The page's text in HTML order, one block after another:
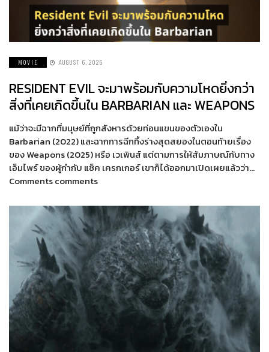
MOVIE AUGUST 6, 2026
RESIDENT EVIL จะมาพร้อมกับความโหดยิ่งกว่า
สิ่งที่เคยเกิดขึ้นใน BARBARIAN และ WEAPONS
แม้ว่าจะมีฉากที่มนุษย์ที่ถูกสังหารด้วยท่อนแขนของตัวเองใน
Barbarian (2022) และฉากการฉีกทึ้งร่างสุดสยองในตอนท้ายเรื่อง
ของ Weapons (2025) หรือ เวเพินส์ แต่ตามการให้สัมภาษณ์กับทาง
เอ็มไพร์ ของผู้กำกับ แซ็ค เครกเกอร์ เขาก็ได้ออกมาเปิดเผยแล้วว่า…
Comments comments